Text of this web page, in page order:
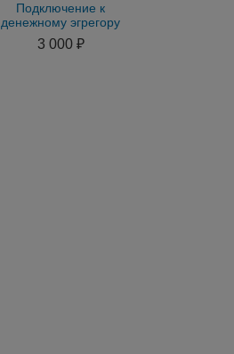
Подключение к
денежному эгрегору
в Самаре. Магия
вуду. Бокор вуду
3 000 ₽